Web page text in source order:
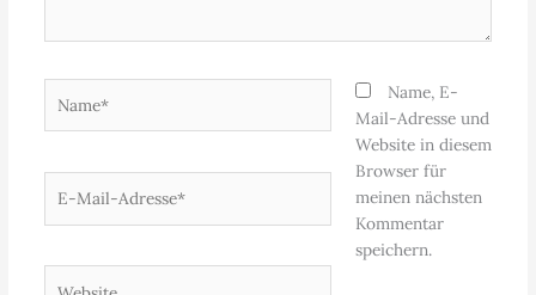
Mail-
Name, E-
Mail-Adresse und
Website in diesem
Browser für
meinen nächsten
Kommentar
speichern.